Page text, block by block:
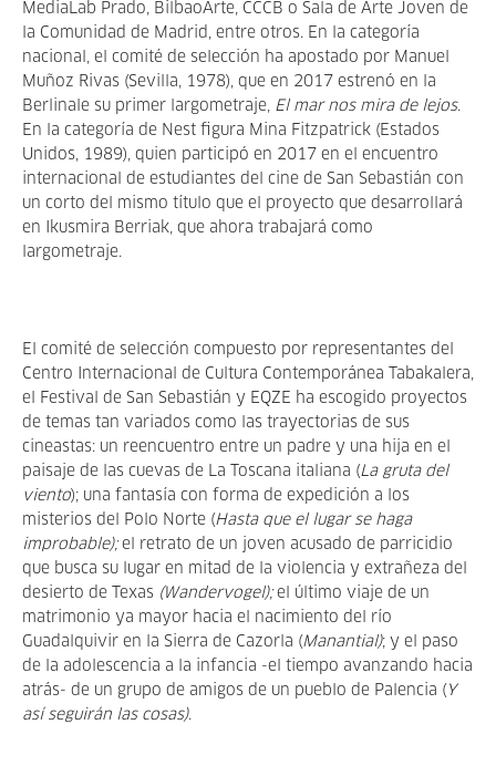
MediaLab Prado, BilbaoArte, CCCB o Sala de Arte Joven de
la Comunidad de Madrid, entre otros. En la categoría
nacional, el comité de selección ha apostado por Manuel
Muñoz Rivas (Sevilla, 1978), que en 2017 estrenó en la
Berlinale su primer largometraje, El mar nos mira de lejos.
En la categoría de Nest figura Mina Fitzpatrick (Estados
Unidos, 1989), quien participó en 2017 en el encuentro
internacional de estudiantes del cine de San Sebastián con
un corto del mismo título que el proyecto que desarrollará
en Ikusmira Berriak, que ahora trabajará como
largometraje.
El comité de selección compuesto por representantes del
Centro Internacional de Cultura Contemporánea Tabakalera,
el Festival de San Sebastián y EQZE ha escogido proyectos
de temas tan variados como las trayectorias de sus
cineastas: un reencuentro entre un padre y una hija en el
paisaje de las cuevas de La Toscana italiana (La gruta del
viento); una fantasía con forma de expedición a los
misterios del Polo Norte (Hasta que el lugar se haga
improbable);el retrato de un joven acusado de parricidio
que busca su lugar en mitad de la violencia y extrañeza del
desierto de Texas (Wandervogel);el último viaje de un
matrimonio ya mayor hacia el nacimiento del río
Guadalquivir en la Sierra de Cazorla (Manantial); y el paso
de la adolescencia a la infancia -el tiempo avanzando hacia
atrás- de un grupo de amigos de un pueblo de Palencia ( Y
así seguirán las cosas).